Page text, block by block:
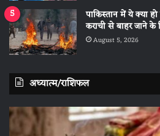
पाकिस्तान में ये क्या
कराची से बाहर जाने के
August 5, 2026
अध्यात्म/राशिफल